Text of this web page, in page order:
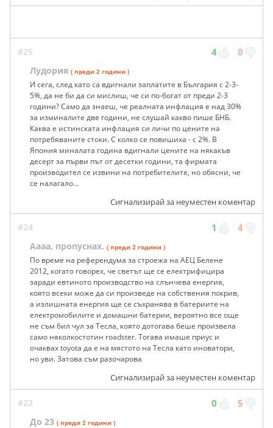
#25 4 0
Лудория ( преди 2 години )
И сега, след като са вдигнали заплатите в България с 2-3-
5%, да не би да си мислиш, че си по-богат от преди 2-3
години? Само да знаеш, че реалната инфлация е над 30%
за изминалите две години, не слушай какво пише БНБ.
Каква е истинската инфлация си личи по цените на
потребяваните стоки. С колко се повишиха - с 2%. В
Япония миналата година вдигнали цените на някакъв
десерт за първи път от десетки години, та фирмата
производител се извини на потребителите, но обясни, че
се налагало...
Сигнализирай за неуместен коментар
#24 1 4
Аааа, пропуснах. ( преди 2 години )
По време на референдума за строежа на АЕЦ Белене
2012, когато говорех, че светът ще се електрифицира
заради евтиното производство на слънчева енергия,
която всеки може да си произведе на собствения покрив,
а излишната енергия ще се съхранява в батериите на
електромобилите и домашни батерии, вероятно все още
не съм бил чул за Тесла, която дотогава беше произвела
само няколкостотин roadster. Тогава имаше приус и
очаквах toyota да е на мястото на Тесла като иноватори,
но уви. Затова съм разочарова
Сигнализирай за неуместен коментар
#23 0 5
До 23 ( преди 2 години )